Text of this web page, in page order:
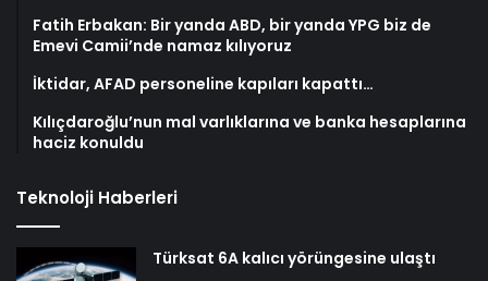
Fatih Erbakan: Bir yanda ABD, bir yanda YPG biz de
Emevi Camii’nde namaz kılıyoruz
İktidar, AFAD personeline kapıları kapattı…
Kılıçdaroğlu’nun mal varlıklarına ve banka hesaplarına
haciz konuldu
Teknoloji Haberleri
Türksat 6A kalıcı yörüngesine ulaştı